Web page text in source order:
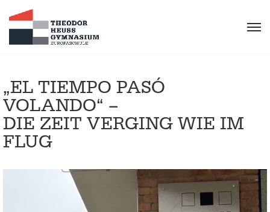
„EL TIEMPO PASÓ
VOLANDO“ –
DIE ZEIT VERGING WIE IM
FLUG